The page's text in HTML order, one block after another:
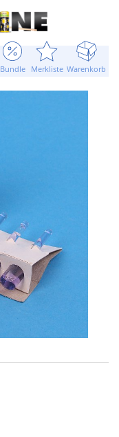
Bundle Merkliste Warenkorb